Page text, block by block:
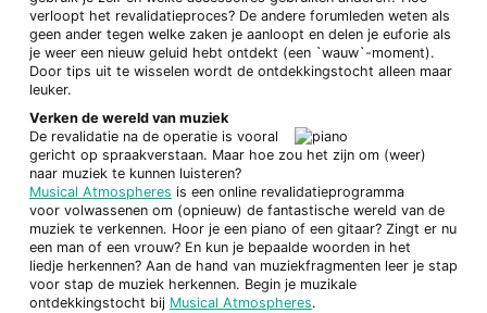
verloopt het revalidatieproces? De andere forumleden weten als
geen ander tegen welke zaken je aanloopt en delen je euforie als
je weer een nieuw geluid hebt ontdekt (een `wauw`-moment).
Door tips uit te wisselen wordt de ontdekkingstocht alleen maar
leuker.
Verken de wereld van muziek
De revalidatie na de operatie is vooral
gericht op spraakverstaan. Maar hoe zou het zijn om (weer)
naar muziek te kunnen luisteren?
Musical Atmospheres is een online revalidatieprogramma
voor volwassenen om (opnieuw) de fantastische wereld van de
muziek te verkennen. Hoor je een piano of een gitaar? Zingt er nu
een man of een vrouw? En kun je bepaalde woorden in het
liedje herkennen? Aan de hand van muziekfragmenten leer je stap
voor stap de muziek herkennen. Begin je muzikale
ontdekkingstocht bij Musical Atmospheres.